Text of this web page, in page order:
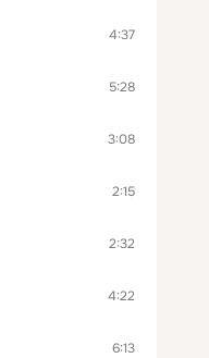
4:37
5:28
3:08
2:15
2:32
4:22
6:13